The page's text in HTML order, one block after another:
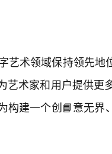
艺术领域保持领先地
艺术家和用户提供更
构建一个创📘意无界